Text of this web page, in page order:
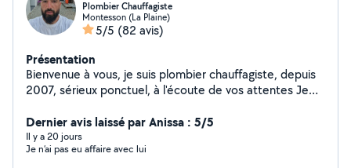
Plombier Chauffagiste
Montesson (La Plaine)
5/5 (82 avis)
Présentation
Bienvenue à vous, je suis plombier chauffagiste, depuis
2007, sérieux ponctuel, à l'écoute de vos attentes Je
vous
Dernier avis laissé par Anissa : 5/5
Il y a 20 jours
Je n’ai pas eu affaire avec lui